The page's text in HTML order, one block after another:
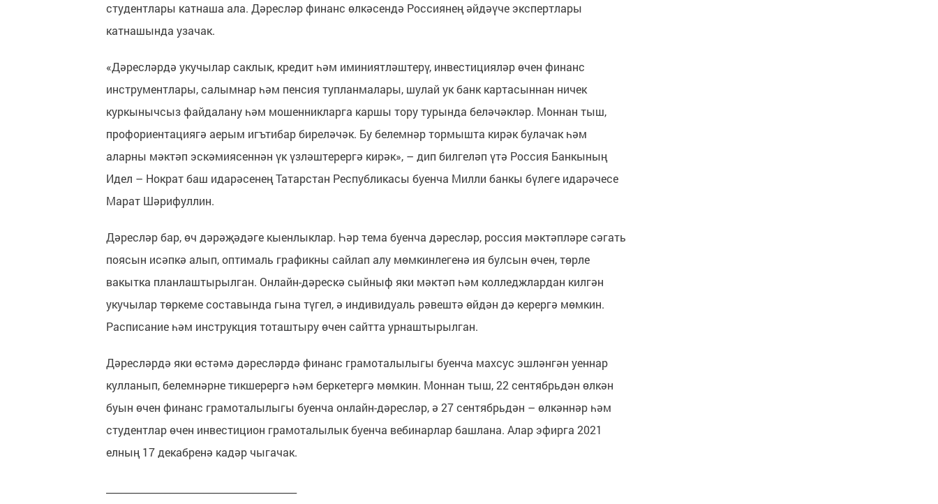
студентлары катнаша ала. Дәресләр финанс өлкәсендә Россиянең әйдәүче экспертлары
катнашында узачак.
«Дәресләрдә укучылар саклык, кредит һәм иминиятләштерү, инвестицияләр өчен финанс
инструментлары, салымнар һәм пенсия тупланмалары, шулай ук банк картасыннан ничек
куркынычсыз файдалану һәм мошенникларга каршы тору турында беләчәкләр. Моннан тыш,
профориентациягә аерым игътибар биреләчәк. Бу белемнәр тормышта кирәк булачак һәм
аларны мәктәп эскәмиясеннән үк үзләштерергә кирәк», – дип билгеләп үтә Россия Банкының
Идел – Нократ баш идарәсенең Татарстан Республикасы буенча Милли банкы бүлеге идарәчесе
Марат Шәрифуллин.
Дәресләр бар, өч дәрәҗәдәге кыенлыклар. Һәр тема буенча дәресләр, россия мәктәпләре сәгать
поясын исәпкә алып, оптималь графикны сайлап алу мөмкинлегенә ия булсын өчен, төрле
вакытка планлаштырылган. Онлайн-дәрескә сыйныф яки мәктәп һәм колледжлардан килгән
укучылар төркеме составында гына түгел, ә индивидуаль рәвештә өйдән дә керергә мөмкин.
Расписание һәм инструкция тоташтыру өчен сайтта урнаштырылган.
Дәресләрдә яки өстәмә дәресләрдә финанс грамоталылыгы буенча махсус эшләнгән уеннар
кулланып, белемнәрне тикшерергә һәм беркетергә мөмкин. Моннан тыш, 22 сентябрьдән өлкән
буын өчен финанс грамоталылыгы буенча онлайн-дәресләр, ә 27 сентябрьдән – өлкәннәр һәм
студентлар өчен инвестицион грамоталылык буенча вебинарлар башлана. Алар эфирга 2021
елның 17 декабренә кадәр чыгачак.